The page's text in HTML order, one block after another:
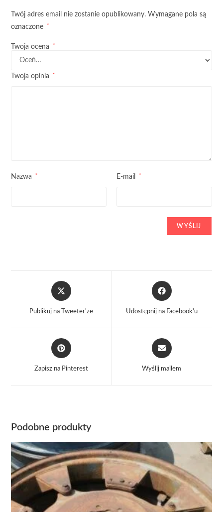
Twój adres email nie zostanie opublikowany. Wymagane pola są
oznaczone
*
Twoja ocena *
Twoja opinia *
Nazwa * E-mail *
Opens
in
Publikuj na Tweeter'ze
Opens
in
Udostępnij na Facebook'u
Opens
in
Zapisz na Pinterest
Opens
in
Wyślij mailem
Podobne produkty